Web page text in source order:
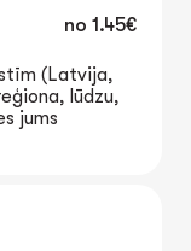
no 1.45€
(Latvija,
lūdzu,
jums